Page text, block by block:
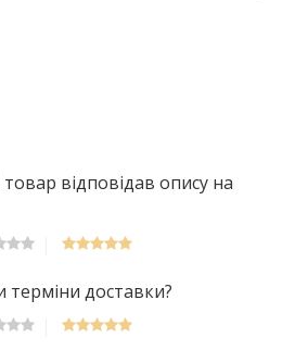
відповідав опису на
терміни доставки?